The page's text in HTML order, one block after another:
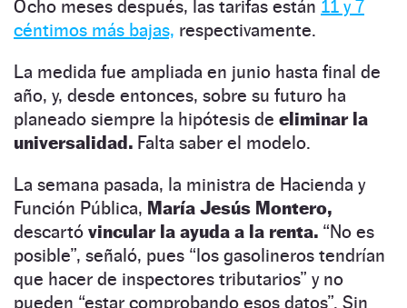
Ocho meses después, las tarifas están 11 y 7
céntimos más bajas, respectivamente.
La medida fue ampliada en junio hasta final de
año, y, desde entonces, sobre su futuro ha
planeado siempre la hipótesis de eliminar la
universalidad. Falta saber el modelo.
La semana pasada, la ministra de Hacienda y
Función Pública, María Jesús Montero,
descartó vincular la ayuda a la renta. “No es
posible”, señaló, pues “los gasolineros tendrían
que hacer de inspectores tributarios” y no
pueden “estar comprobando esos datos”. Sin